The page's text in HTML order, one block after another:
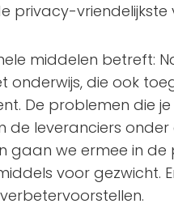
privacy-
middelen betreft:
onderwijs, die ook
De problemen die
leveranciers onder
gaan we ermee in de
voor gezwicht.